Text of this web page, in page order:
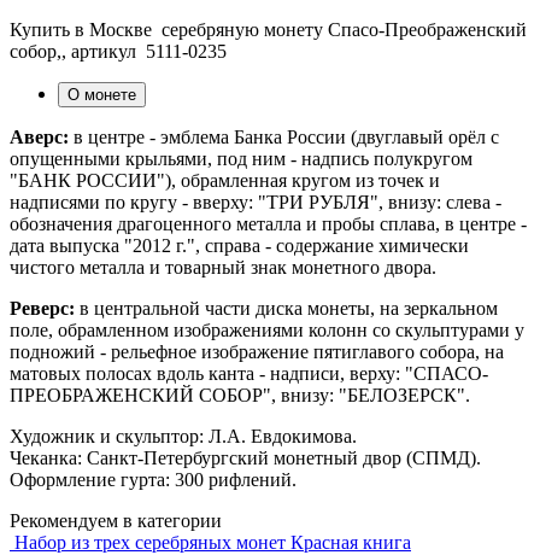
Купить в Москве серебряную монету Спасо-Преображенский
собор,, артикул 5111-0235
О монете
Аверс: в центре - эмблема Банка России (двуглавый орёл с
опущенными крыльями, под ним - надпись полукругом
"БАНК РОССИИ"), обрамленная кругом из точек и
надписями по кругу - вверху: "ТРИ РУБЛЯ", внизу: слева -
обозначения драгоценного металла и пробы сплава, в центре -
дата выпуска "2012 г.", справа - содержание химически
чистого металла и товарный знак монетного двора.
Реверс: в центральной части диска монеты, на зеркальном
поле, обрамленном изображениями колонн со скульптурами у
подножий - рельефное изображение пятиглавого собора, на
матовых полосах вдоль канта - надписи, верху: "СПАСО-
ПРЕОБРАЖЕНСКИЙ СОБОР", внизу: "БЕЛОЗЕРСК".
Художник и скульптор: Л.А. Евдокимова.
Чеканка: Санкт-Петербургский монетный двор (СПМД).
Оформление гурта: 300 рифлений.
Рекомендуем в категории
Набор из трех серебряных монет Красная книга